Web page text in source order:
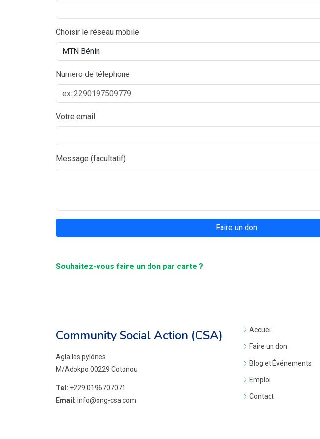
Choisir le réseau mobile
Numero de télephone
Votre email
Message (facultatif)
Faire un don
Souhaitez-vous faire un don par carte ?
Community Social Action (CSA)
Agla les pylônes
M/Adokpo 00229 Cotonou
Tel: +229 0196707071
Email: info@ong-csa.com
Accueil
Faire un don
Blog et Événements
Emploi
Contact